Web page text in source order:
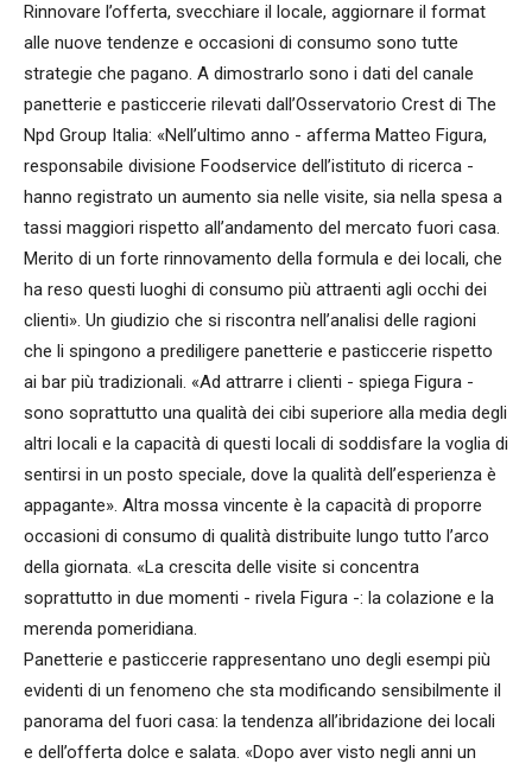
Rinnovare l’offerta, svecchiare il locale, aggiornare il format
alle nuove tendenze e occasioni di consumo sono tutte
strategie che pagano. A dimostrarlo sono i dati del canale
panetterie e pasticcerie rilevati dall’Osservatorio Crest di The
Npd Group Italia: «Nell’ultimo anno - afferma Matteo Figura,
responsabile divisione Foodservice dell’istituto di ricerca -
hanno registrato un aumento sia nelle visite, sia nella spesa a
tassi maggiori rispetto all’andamento del mercato fuori casa.
Merito di un forte rinnovamento della formula e dei locali, che
ha reso questi luoghi di consumo più attraenti agli occhi dei
clienti». Un giudizio che si riscontra nell’analisi delle ragioni
che li spingono a prediligere panetterie e pasticcerie rispetto
ai bar più tradizionali. «Ad attrarre i clienti - spiega Figura -
sono soprattutto una qualità dei cibi superiore alla media degli
altri locali e la capacità di questi locali di soddisfare la voglia di
sentirsi in un posto speciale, dove la qualità dell’esperienza è
appagante». Altra mossa vincente è la capacità di proporre
occasioni di consumo di qualità distribuite lungo tutto l’arco
della giornata. «La crescita delle visite si concentra
soprattutto in due momenti - rivela Figura -: la colazione e la
merenda pomeridiana.
Panetterie e pasticcerie rappresentano uno degli esempi più
evidenti di un fenomeno che sta modificando sensibilmente il
panorama del fuori casa: la tendenza all’ibridazione dei locali
e dell’offerta dolce e salata. «Dopo aver visto negli anni un